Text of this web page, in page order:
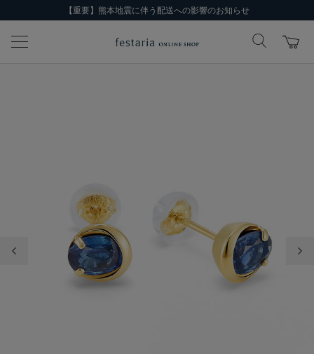
【重要】熊本地震に伴う配送への影響のお知らせ